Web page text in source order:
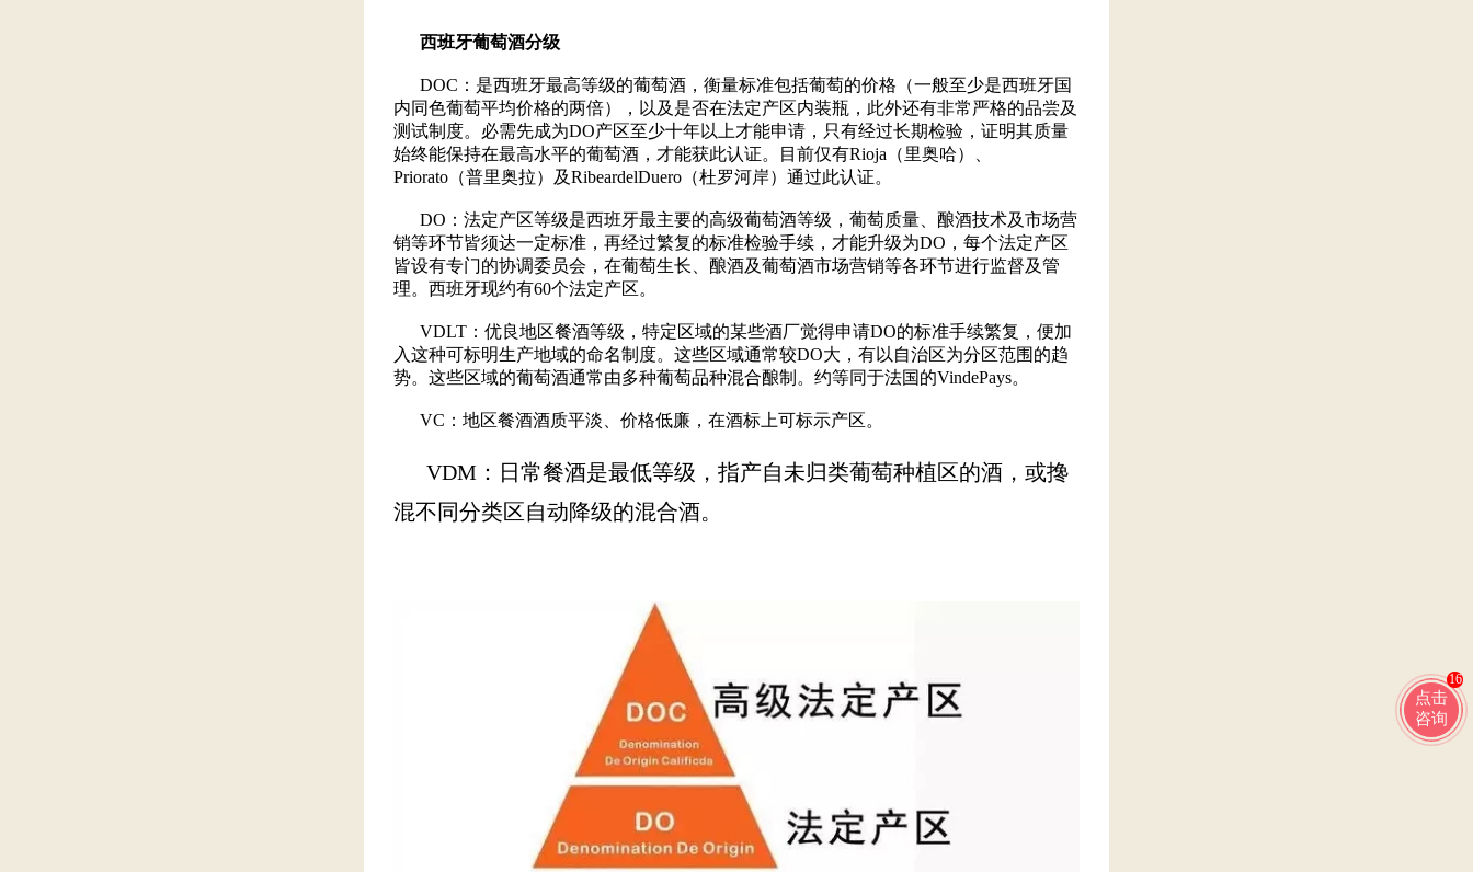
西班牙葡萄酒分级
DOC：是西班牙最高等级的葡萄酒，衡量标准包括葡萄的价格（一般至少是西班牙国
内同色葡萄平均价格的两倍），以及是否在法定产区内装瓶，此外还有非常严格的品尝及
测试制度。必需先成为DO产区至少十年以上才能申请，只有经过长期检验，证明其质量
始终能保持在最高水平的葡萄酒，才能获此认证。目前仅有Rioja（里奥哈）、
Priorato（普里奥拉）及RibeardelDuero（杜罗河岸）通过此认证。
DO：法定产区等级是西班牙最主要的高级葡萄酒等级，葡萄质量、酿酒技术及市场营
销等环节皆须达一定标准，再经过繁复的标准检验手续，才能升级为DO，每个法定产区
皆设有专门的协调委员会，在葡萄生长、酿酒及葡萄酒市场营销等各环节进行监督及管
理。西班牙现约有60个法定产区。
VDLT：优良地区餐酒等级，特定区域的某些酒厂觉得申请DO的标准手续繁复，便加
入这种可标明生产地域的命名制度。这些区域通常较DO大，有以自治区为分区范围的趋
势。这些区域的葡萄酒通常由多种葡萄品种混合酿制。约等同于法国的VindePays。
VC：地区餐酒酒质平淡、价格低廉，在酒标上可标示产区。
VDM：日常餐酒是最低等级，指产自未归类葡萄种植区的酒，或搀
混不同分类区自动降级的混合酒。
点击
咨询
16